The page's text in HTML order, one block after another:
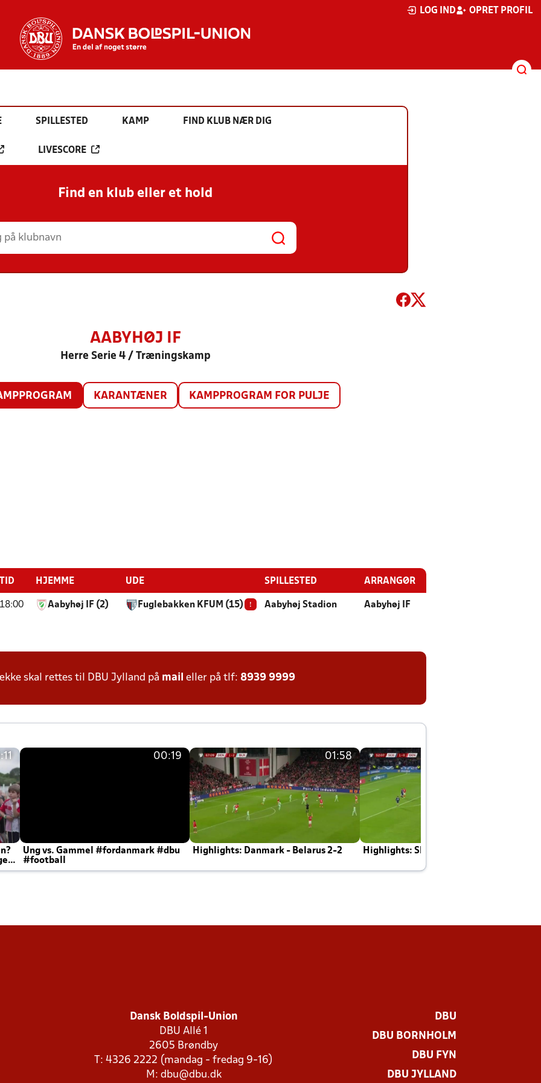
LOG IND OPRET PROFIL
SPILLESTED KAMP FIND KLUB NÆR DIG
LIVESCORE
Find en klub eller et hold
AABYHØJ IF
Herre Serie 4 / Træningskamp
KARANTÆNER KAMPPROGRAM FOR PULJE
TID HJEMME UDE SPILLESTED ARRANGØR
18:00 Aabyhøj IF (2) Fuglebakken KFUM (15) ! Aabyhøj Stadion Aabyhøj IF
skal rettes til DBU Jylland på mail eller på tlf: 8939 9999
00:19
Ung vs. Gammel #fordanmark #dbu
#football
01:58
Highlights: Danmark - Belarus 2-2 Highlights: Skotland - Danmark 4-2
Dansk Boldspil-Union
DBU Allé 1
2605 Brøndby
T: 4326 2222 (mandag - fredag 9-16)
M: dbu@dbu.dk
DBU
DBU BORNHOLM
DBU FYN
DBU JYLLAND